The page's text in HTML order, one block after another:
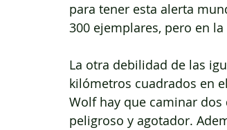
para tener esta alerta
300 ejemplares, pero en
La otra debilidad de las
kilómetros cuadrados en
Wolf hay que caminar dos
peligroso y agotador.